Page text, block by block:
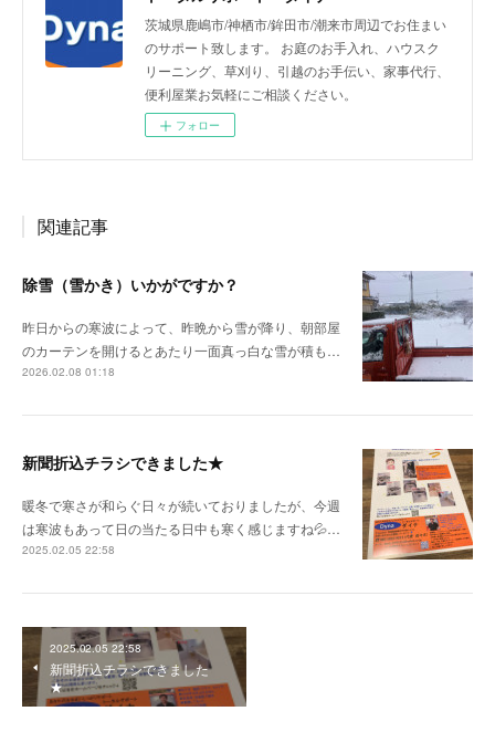
茨城県鹿嶋市/神栖市/鉾田市/潮来市周辺でお住まい
のサポート致します。 お庭のお手入れ、ハウスク
リーニング、草刈り、引越のお手伝い、家事代行、
便利屋業お気軽にご相談ください。
フォロー
関連記事
除雪（雪かき）いかがですか？
昨日からの寒波によって、昨晩から雪が降り、朝部屋
のカーテンを開けるとあたり一面真っ白な雪が積も…
2026.02.08 01:18
新聞折込チラシできました★
暖冬で寒さが和らぐ日々が続いておりましたが、今週
は寒波もあって日の当たる日中も寒く感じますね💦…
2025.02.05 22:58
2025.02.05 22:58
新聞折込チラシできました
★